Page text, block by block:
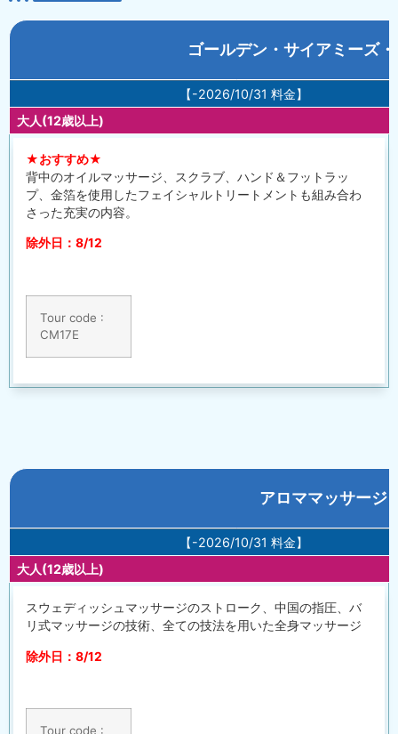
ゴールデン・サイアミーズ
【-2026/10/31 料金】
大人(12歳以上)
★おすすめ★
背中のオイルマッサージ、スクラブ、ハンド＆フットラッ
プ、金箔を使用したフェイシャルトリートメントも組み合わ
さった充実の内容。
除外日：8/12
Tour code :
CM17E
アロママッサー
【-2026/10/31 料金】
大人(12歳以上)
スウェディッシュマッサージのストローク、中国の指圧、バ
リ式マッサージの技術、全ての技法を用いた全身マッサージ
除外日：8/12
Tour code :